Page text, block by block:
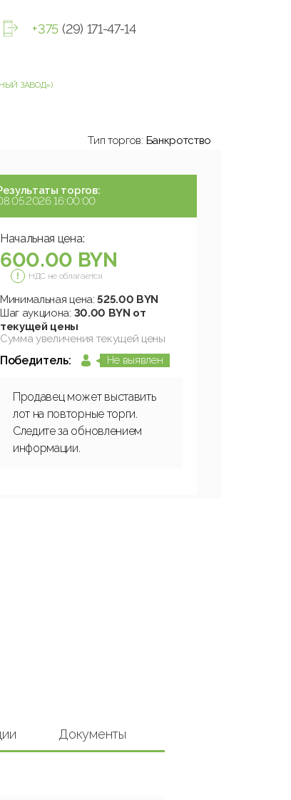
+375 (29) 171-47-14
ЗАВОД»)
Тип торгов: Банкротство
торгов:
16:00:00
Начальная цена:
600.00 BYN
НДС не облагается
Минимальная цена:525.00 BYN
Шаг аукциона: 30.00 BYN от
текущей цены
Сумма увеличения текущей цены
Победитель: Не выявлен
Продавец может выставить
лот на повторные торги.
Следите за обновлением
информации.
Документы